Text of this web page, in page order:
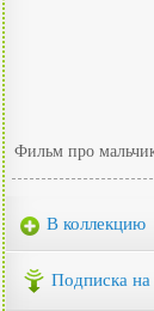
Фильм про
В коллекцию
Подписка на